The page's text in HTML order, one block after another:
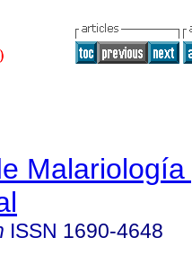
ISSN 1690-4648